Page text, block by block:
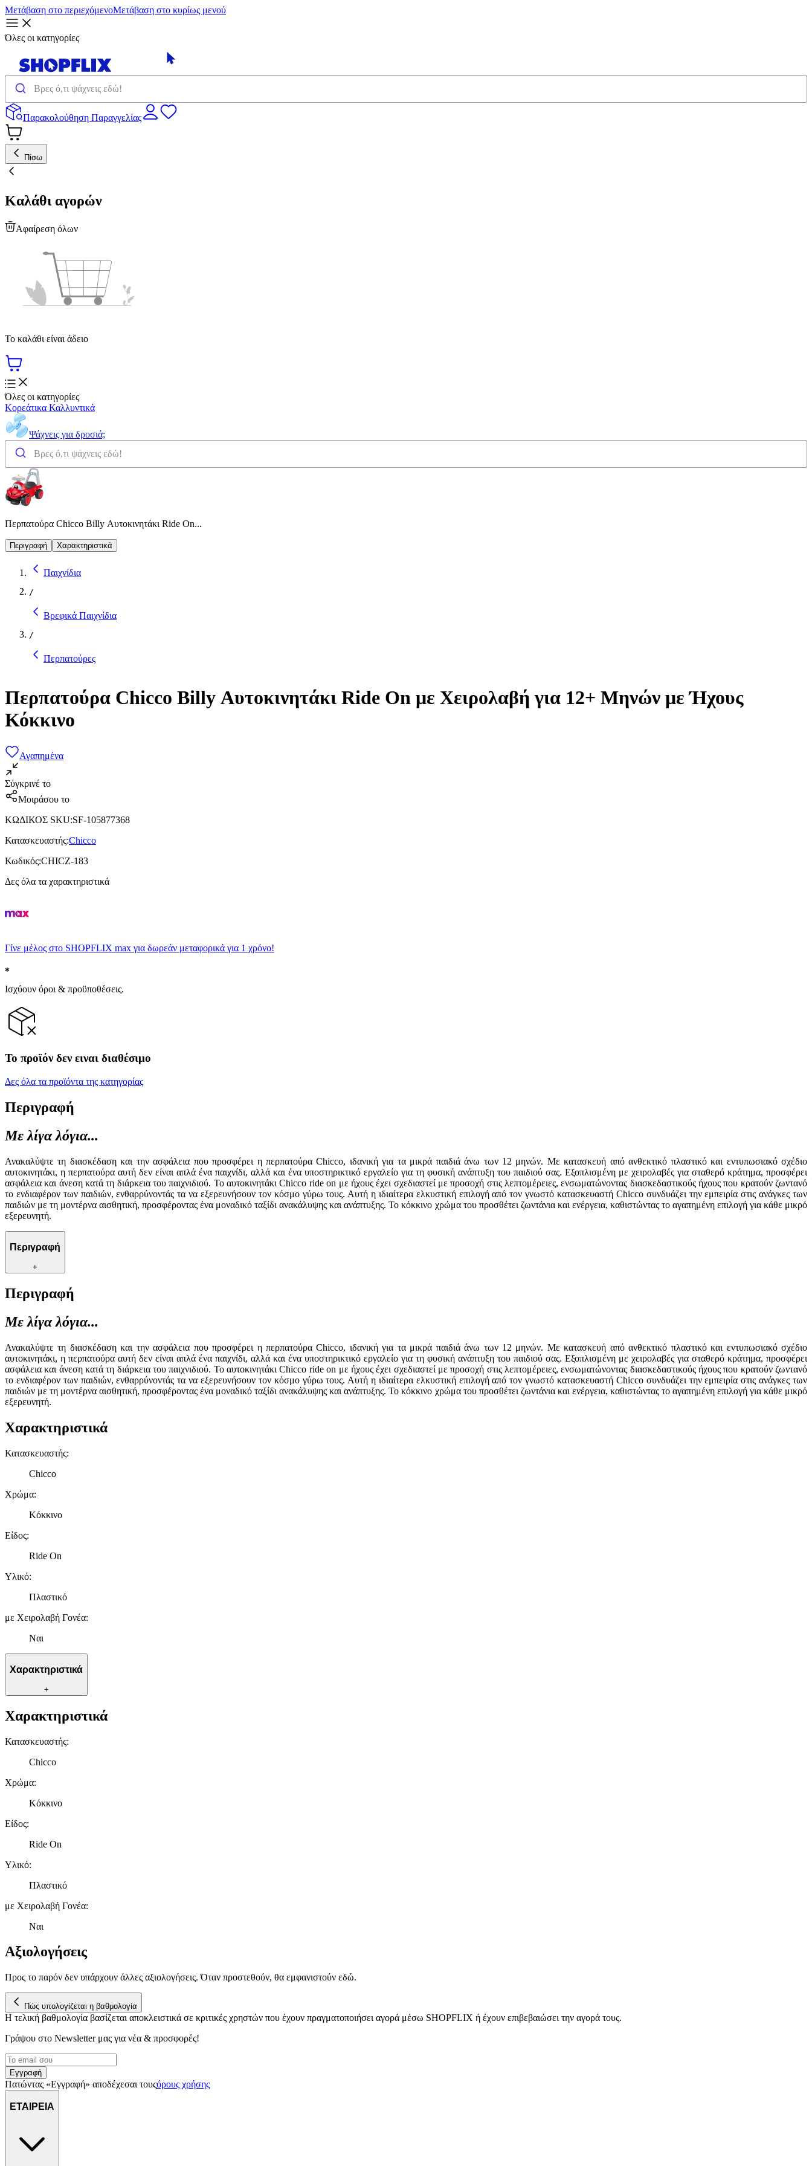
Μετάβαση στο περιεχόμενοΜετάβαση στο κυρίως μενού
Όλες οι κατηγορίες
Παρακολούθηση Παραγγελίας
Πίσω
Καλάθι αγορών
Αφαίρεση όλων
Το καλάθι είναι άδειο
Όλες οι κατηγορίες
Κορεάτικα Καλλυντικά
Ψάχνεις για δροσιά;
Περπατούρα Chicco Billy Αυτοκινητάκι Ride On...
Περιγραφή Χαρακτηριστικά
Παιχνίδια
/
Βρεφικά Παιχνίδια
/
Περπατούρες
Περπατούρα Chicco Billy Αυτοκινητάκι Ride On με Χειρολαβή για 12+ Μηνών με Ήχους
Κόκκινο
Αγαπημένα
Σύγκρινέ το
Μοιράσου το
ΚΩΔΙΚΟΣ SKU:SF-105877368
Κατασκευαστής:Chicco
Κωδικός:CHICZ-183
Δες όλα τα χαρακτηριστικά
Γίνε μέλος στο SHOPFLIX max για δωρεάν μεταφορικά για 1 χρόνο!
Ισχύουν όροι & προϋποθέσεις.
Το προϊόν δεν ειναι διαθέσιμο
Δες όλα τα προϊόντα της κατηγορίας
Περιγραφή
Με λίγα λόγια...
Ανακαλύψτε τη διασκέδαση και την ασφάλεια που προσφέρει η περπατούρα Chicco, ιδανική για τα μικρά παιδιά άνω των 12 μηνών. Με κατασκευή από ανθεκτικό πλαστικό και εντυπωσιακό σχέδιο
αυτοκινητάκι, η περπατούρα αυτή δεν είναι απλά ένα παιχνίδι, αλλά και ένα υποστηρικτικό εργαλείο για τη φυσική ανάπτυξη του παιδιού σας. Εξοπλισμένη με χειρολαβές για σταθερό κράτημα, προσφέρει
ασφάλεια και άνεση κατά τη διάρκεια του παιχνιδιού. Το αυτοκινητάκι Chicco ride on με ήχους έχει σχεδιαστεί με προσοχή στις λεπτομέρειες, ενσωματώνοντας διασκεδαστικούς ήχους που κρατούν ζωντανό
το ενδιαφέρον των παιδιών, ενθαρρύνοντάς τα να εξερευνήσουν τον κόσμο γύρω τους. Αυτή η ιδιαίτερα ελκυστική επιλογή από τον γνωστό κατασκευαστή Chicco συνδυάζει την εμπειρία στις ανάγκες των
παιδιών με τη μοντέρνα αισθητική, προσφέροντας ένα μοναδικό ταξίδι ανακάλυψης και ανάπτυξης. Το κόκκινο χρώμα του προσθέτει ζωντάνια και ενέργεια, καθιστώντας το αγαπημένη επιλογή για κάθε μικρό
εξερευνητή.
Περιγραφή
+
Περιγραφή
Με λίγα λόγια...
Ανακαλύψτε τη διασκέδαση και την ασφάλεια που προσφέρει η περπατούρα Chicco, ιδανική για τα μικρά παιδιά άνω των 12 μηνών. Με κατασκευή από ανθεκτικό πλαστικό και εντυπωσιακό σχέδιο
αυτοκινητάκι, η περπατούρα αυτή δεν είναι απλά ένα παιχνίδι, αλλά και ένα υποστηρικτικό εργαλείο για τη φυσική ανάπτυξη του παιδιού σας. Εξοπλισμένη με χειρολαβές για σταθερό κράτημα, προσφέρει
ασφάλεια και άνεση κατά τη διάρκεια του παιχνιδιού. Το αυτοκινητάκι Chicco ride on με ήχους έχει σχεδιαστεί με προσοχή στις λεπτομέρειες, ενσωματώνοντας διασκεδαστικούς ήχους που κρατούν ζωντανό
το ενδιαφέρον των παιδιών, ενθαρρύνοντάς τα να εξερευνήσουν τον κόσμο γύρω τους. Αυτή η ιδιαίτερα ελκυστική επιλογή από τον γνωστό κατασκευαστή Chicco συνδυάζει την εμπειρία στις ανάγκες των
παιδιών με τη μοντέρνα αισθητική, προσφέροντας ένα μοναδικό ταξίδι ανακάλυψης και ανάπτυξης. Το κόκκινο χρώμα του προσθέτει ζωντάνια και ενέργεια, καθιστώντας το αγαπημένη επιλογή για κάθε μικρό
εξερευνητή.
Χαρακτηριστικά
Κατασκευαστής:
Chicco
Χρώμα:
Κόκκινο
Είδος:
Ride On
Υλικό:
Πλαστικό
με Χειρολαβή Γονέα:
Ναι
Χαρακτηριστικά
+
Χαρακτηριστικά
Κατασκευαστής:
Chicco
Χρώμα:
Κόκκινο
Είδος:
Ride On
Υλικό:
Πλαστικό
με Χειρολαβή Γονέα:
Ναι
Αξιολογήσεις
Προς το παρόν δεν υπάρχουν άλλες αξιολογήσεις. Όταν προστεθούν, θα εμφανιστούν εδώ.
Πώς υπολογίζεται η βαθμολογία
Η τελική βαθμολογία βασίζεται αποκλειστικά σε κριτικές χρηστών που έχουν πραγματοποιήσει αγορά μέσω SHOPFLIX ή έχουν επιβεβαιώσει την αγορά τους.
Γράψου στο Νewsletter μας για νέα & προσφορές!
Εγγραφή
Πατώντας «Εγγραφή» αποδέχεσαι τουςόρους χρήσης
ΕΤΑΙΡΕΙΑ